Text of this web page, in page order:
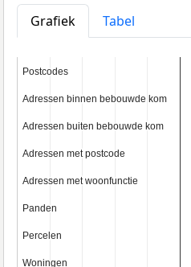
Grafiek
Tabel
Postcodes
Postcodes
Adressen binnen bebouwde kom
Adressen binnen bebouwde kom
Adressen buiten bebouwde kom
Adressen buiten bebouwde kom
Adressen met postcode
Adressen met postcode
Adressen met woonfunctie
Adressen met woonfunctie
Panden
Panden
Percelen
Percelen
Woningen
Woningen